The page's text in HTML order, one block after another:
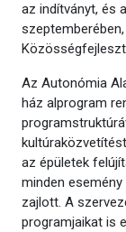
az indítványt, és
Az Autonómia
ház alprogram
az épületek
minden esemény
zajlott. A
programjaikat is